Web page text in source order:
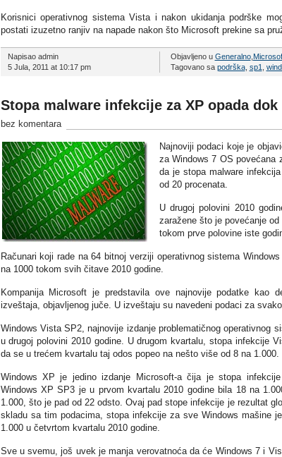
Korisnici operativnog sistema Vista i nakon ukidanja podrške
postati izuzetno ranjiv na napade nakon što Microsoft prekine sa
Napisao admin
5 Jula, 2011 at 10:17 pm
Objavljeno u Generalno,
Tagovano sa podrška, sp1
Stopa malware infekcije za XP opada
bez komentara
Najnoviji podaci koje je
za Windows 7 OS povećana
da je stopa malware
od 20 procenata.
U drugoj polovini 2010
zaražene što je povećanje
tokom prve polovine iste
Računari koji rade na 64 bitnoj verziji operativnog sistema
na 1000 tokom svih čitave 2010 godine.
Kompanija Microsoft je predstavila ove najnovije podatke kao
izveštaja, objavljenog juče. U izveštaju su navedeni podaci za
Windows Vista SP2, najnovije izdanje problematičnog operativnog
u drugoj polovini 2010 godine. U drugom kvartalu, stopa infekcije
da se u trećem kvartalu taj odos popeo na nešto više od 8 na 1.000.
Windows XP je jedino izdanje Microsoft-a čija je stopa
Windows XP SP3 je u prvom kvartalu 2010 godine bila 18 na
1.000, što je pad od 22 odsto. Ovaj pad stope infekcije je rezultat
skladu sa tim podacima, stopa infekcije za sve Windows mašine
1.000 u četvrtom kvartalu 2010 godine.
Sve u svemu, još uvek je manja verovatnoća da će Windows 7 i